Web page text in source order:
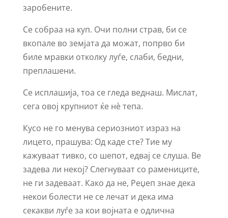
заробените.
Се собраа на куп. Очи полни страв, би се
вкопале во земјата да можат, попрво би
биле мравки отколку луѓе, слаби, бедни,
преплашени.
Се исплашија, тоа се гледа веднаш. Мислат,
сега овој крупниот ќе нè тепа.
Кусо не го менува сериозниот израз на
лицето, прашува: Од каде сте? Тие му
кажуваат тивко, со шепот, едвај се слуша. Ве
задева ли некој? Слегнуваат со рамениците,
не ги задеваат. Како да не, Реџеп знае дека
некои болести не се лечат и дека има
секакви луѓе за кои војната е одлична